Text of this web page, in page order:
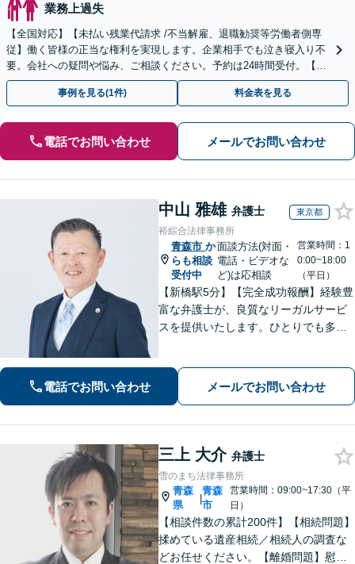
業務上過失
【全国対応】【未払い残業代請求 /不当解雇、退職勧奨等労働者側専
従】働く皆様の正当な権利を実現します。企業相手でも泣き寝入り不
要。会社への疑問や悩み、ご相談ください。予約は24時間受付。【初
回面談無料】【夜間・休日対応可】
事例を見る(1件) 料金表を見る
電話でお問い合わせ メールでお問い合わせ
中山 雅雄 弁護士 東京都
裕綜合法律事務所
青森市 か
らも相談
受付中
面談方法(対面・
電話・ビデオな
ど)は応相談
営業時間：1
0:00~18:00
（平日）
【新橋駅5分】【完全成功報酬】経験豊
富な弁護士が、良質なリーガルサービ
スを提供いたします。ひとりでも多く
す。お困りの際は、ぜひご相談くださ
い。【弁護士歴20年以上】
電話でお問い合わせ メールでお問い合わせ
三上 大介 弁護士
雪のまち法律事務所
青森
県
|
青森
市
営業時間：09:00~17:30（平
日）
【相談件数の累計200件】【相続問題】
揉めている遺産相続／相続人の調査な
どお任せください。【離婚問題】慰謝